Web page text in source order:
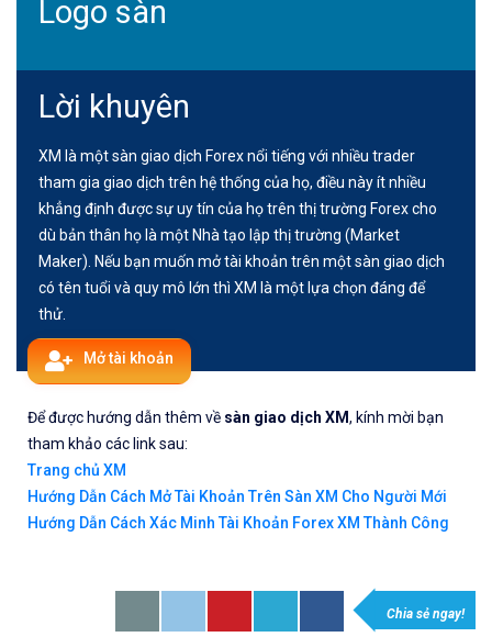
Logo sàn
Lời khuyên
XM là một sàn giao dịch Forex nổi tiếng với nhiều trader
tham gia giao dịch trên hệ thống của họ, điều này ít nhiều
khẳng định được sự uy tín của họ trên thị trường Forex cho
dù bản thân họ là một Nhà tạo lập thị trường (Market
Maker). Nếu bạn muốn mở tài khoản trên một sàn giao dịch
có tên tuổi và quy mô lớn thì XM là một lựa chọn đáng để
thử.
Mở tài khoản
Để được hướng dẫn thêm về sàn giao dịch XM, kính mời bạn
tham khảo các link sau:
Trang chủ XM
Hướng Dẫn Cách Mở Tài Khoản Trên Sàn XM Cho Người Mới
Hướng Dẫn Cách Xác Minh Tài Khoản Forex XM Thành Công
Chia sẻ ngay!